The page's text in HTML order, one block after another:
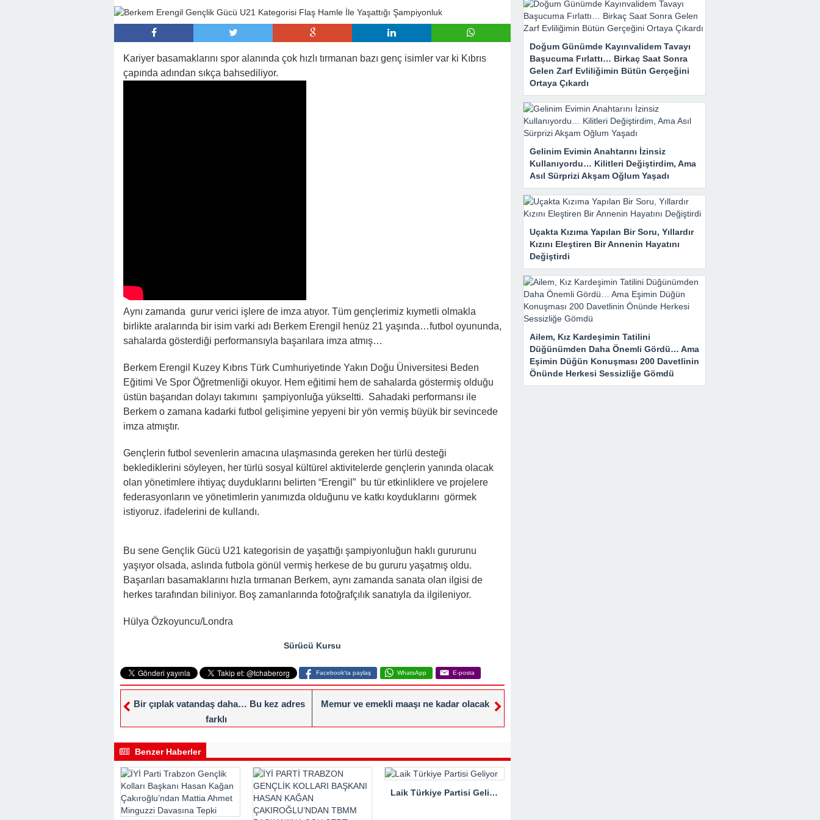
Kariyer basamaklarını spor alanında çok hızlı tırmanan bazı genç isimler var ki Kıbrıs
çapında adından sıkça bahsediliyor.
Aynı zamanda gurur verici işlere de imza atıyor. Tüm gençlerimiz kıymetli olmakla
birlikte aralarında bir isim varki adı Berkem Erengil henüz 21 yaşında…futbol oyununda,
sahalarda gösterdiği performansıyla başarılara imza atmış…
Berkem Erengil Kuzey Kıbrıs Türk Cumhuriyetinde Yakın Doğu Üniversitesi Beden
Eğitimi Ve Spor Öğretmenliği okuyor. Hem eğitimi hem de sahalarda göstermiş olduğu
üstün başarıdan dolayı takımını şampiyonluğa yükseltti. Sahadaki performansı ile
Berkem o zamana kadarki futbol gelişimine yepyeni bir yön vermiş büyük bir sevincede
imza atmıştır.
Gençlerin futbol sevenlerin amacına ulaşmasında gereken her türlü desteği
beklediklerini söyleyen, her türlü sosyal kültürel aktivitelerde gençlerin yanında olacak
olan yönetimlere ihtiyaç duyduklarını belirten “Erengil” bu tür etkinliklere ve projelere
federasyonların ve yönetimlerin yanımızda olduğunu ve katkı koyduklarını görmek
istiyoruz. ifadelerini de kullandı.
Bu sene Gençlik Gücü U21 kategorisin de yaşattığı şampiyonluğun haklı gururunu
yaşıyor olsada, aslında futbola gönül vermiş herkese de bu gururu yaşatmış oldu.
Başarıları basamaklarını hızla tırmanan Berkem, aynı zamanda sanata olan ilgisi de
herkes tarafından biliniyor. Boş zamanlarında fotoğrafçılık sanatıyla da ilgileniyor.
Hülya Özkoyuncu/Londra
Sürücü Kursu
Facebook'ta paylaş WhatsApp E-posta
Bir çıplak vatandaş daha… Bu kez adres
farklı
Memur ve emekli maaşı ne kadar olacak
Benzer Haberler
Laik Türkiye Partisi Geliyor
Doğum Günümde Kayınvalidem Tavayı
Başucuma Fırlattı… Birkaç Saat Sonra
Gelen Zarf Evliliğimin Bütün Gerçeğini
Ortaya Çıkardı
Gelinim Evimin Anahtarını İzinsiz
Kullanıyordu… Kilitleri Değiştirdim, Ama
Asıl Sürprizi Akşam Oğlum Yaşadı
Uçakta Kızıma Yapılan Bir Soru, Yıllardır
Kızını Eleştiren Bir Annenin Hayatını
Değiştirdi
Ailem, Kız Kardeşimin Tatilini
Düğünümden Daha Önemli Gördü… Ama
Eşimin Düğün Konuşması 200 Davetlinin
Önünde Herkesi Sessizliğe Gömdü